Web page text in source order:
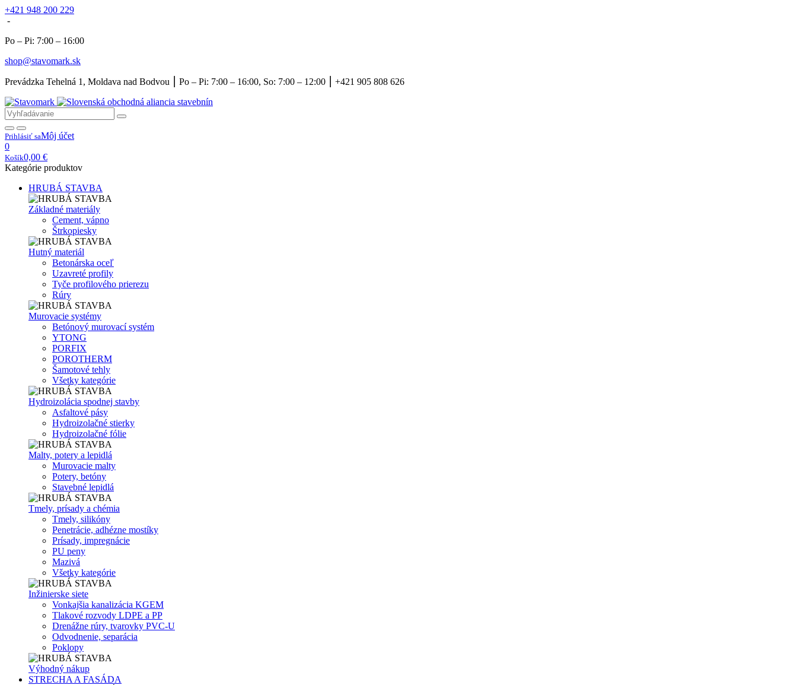
+421 948 200 229
-
Po – Pi: 7:00 – 16:00
shop@stavomark.sk
Prevádzka Tehelná 1, Moldava nad Bodvou ⎮ Po – Pi: 7:00 – 16:00, So: 7:00 – 12:00 ⎮ +421 905 808 626
Prihlásiť saMôj účet
0
Košík0,00 €
Kategórie produktov
HRUBÁ STAVBA
Základné materiály
Cement, vápno
Štrkopiesky
Hutný materiál
Betonárska oceľ
Uzavreté profily
Tyče profilového prierezu
Rúry
Murovacie systémy
Betónový murovací systém
YTONG
PORFIX
POROTHERM
Šamotové tehly
Všetky kategórie
Hydroizolácia spodnej stavby
Asfaltové pásy
Hydroizolačné stierky
Hydroizolačné fólie
Malty, potery a lepidlá
Murovacie malty
Potery, betóny
Stavebné lepidlá
Tmely, prísady a chémia
Tmely, silikóny
Penetrácie, adhézne mostíky
Prísady, impregnácie
PU peny
Mazivá
Všetky kategórie
Inžinierske siete
Vonkajšia kanalizácia KGEM
Tlakové rozvody LDPE a PP
Drenážne rúry, tvarovky PVC-U
Odvodnenie, separácia
Poklopy
Výhodný nákup
STRECHA A FASÁDA